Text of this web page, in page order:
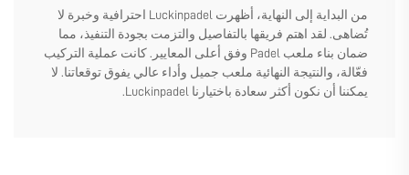
من البداية إلى النهاية، أظهرت Luckinpadel احترافية وخبرة لا
تُضاهى. لقد اهتم فريقها بالتفاصيل والتزمت بجودة التنفيذ، مما
ضمان بناء ملعب Padel وفق أعلى المعايير. كانت عملية التركيب
فعّالة، والنتيجة النهائية ملعب جميل وأداء عالي يفوق توقعاتنا. لا
يمكننا أن نكون أكثر سعادة باختيارنا Luckinpadel.